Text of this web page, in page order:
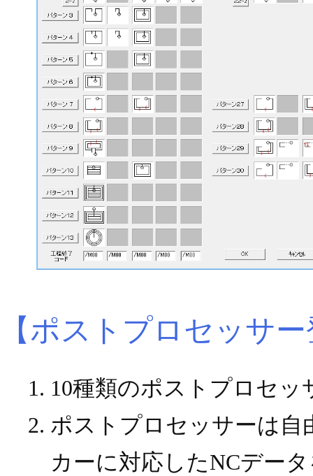
【ポストプロセッサ
10種類のポストプロセ
ポストプロセッサーは自
カーに対応したNCデー